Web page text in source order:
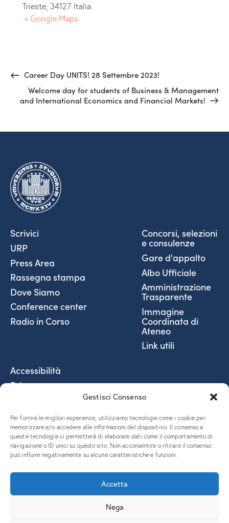
Gestisci Consenso
Per fornire le migliori esperienze, utilizziamo tecnologie come i cookie per
memorizzare e/o accedere alle informazioni del dispositivo. Il consenso a
queste tecnologie ci permetterà di elaborare dati come il comportamento di
navigazione o ID unici su questo sito. Non acconsentire o ritirare il consenso
può influire negativamente su alcune caratteristiche e funzioni.
Accetta
Nega
Trieste, 34127 Italia
+ Google Maps
Career Day UNITS! 28 Settembre 2023!
Welcome day for students of Business & Management
and International Economics and Financial Markets!
Scrivici
URP
Press Area
Rassegna stampa
Dove Siamo
Conference center
Radio in Corso
Concorsi, selezioni
e consulenze
Gare d'appalto
Albo Ufficiale
Amministrazione
Trasparente
Immagine
Coordinata di
Ateneo
Link utili
Accessibilità
Privacy
Social Media Policy
Fatturazione elettronica
Coordinate Bancarie
5x1000 e donazioni
Piazzale Europa, 1 – 34127 – Trieste, Italia – Tel. +39 040 558